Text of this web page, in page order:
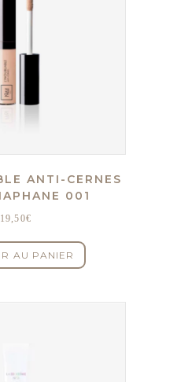
ANTI-CERNES
001
19,50€
AU PANIER